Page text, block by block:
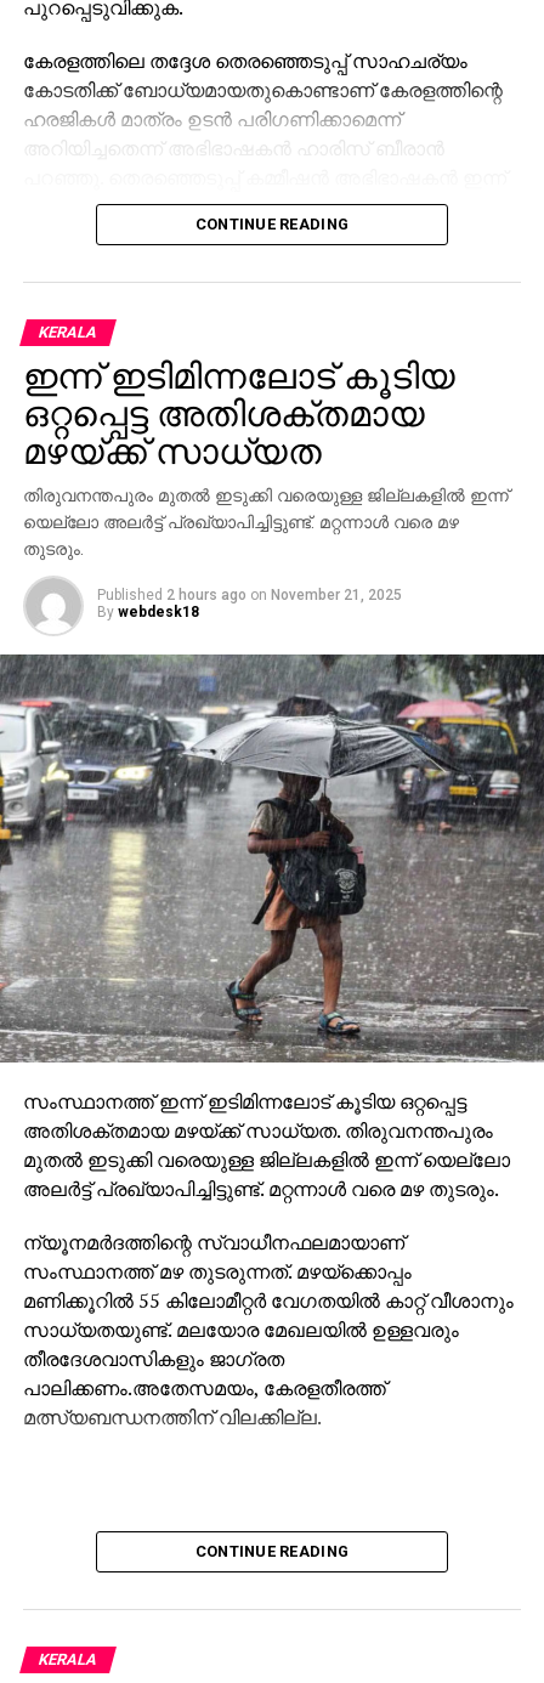
പുറപ്പെടുവിക്കുക.
കേരളത്തിലെ തദ്ദേശ തെരഞ്ഞെടുപ്പ് സാഹചര്യം
കോടതിക്ക് ബോധ്യമായതുകൊണ്ടാണ് കേരളത്തിന്റെ
ഹരജികള്‍ മാത്രം ഉടന്‍ പരിഗണിക്കാമെന്ന്
അറിയിച്ചതെന്ന് അഭിഭാഷകന്‍ ഹാരിസ് ബീരാന്‍
ഹാജരായില്ല. കേസ് നീട്ടി കൊണ്ടുപോകാനുള്ള
ഉദ്ദേശ്യം കൊണ്ടായിരിക്കാം അഭിഭാഷകന്‍
സംസ്ഥാന സര്‍ക്കാരും മുസ്‌ലിം ലീഗും കോണ്‍ഗ്രസും
സിപിഎമ്മും നല്‍കിയ ഹരജികളാണ് ഇന്ന്
സുപ്രിംകോടതി പരിഗണിച്ചത്. ജസ്റ്റിസ് സൂര്യകാന്ത്
അധ്യക്ഷനായ മൂന്നംഗ ബെഞ്ചാണ് ഹരജികള്‍
പരിഗണിച്ചത്. തദ്ദേശ തെരഞ്ഞെടുപ്പിനിടെ
എസ്‌ഐആര്‍ നടത്തുന്നത് പ്രശ്‌നങ്ങള്‍
സൃഷ്ടിക്കുമെന്നുമാണ് കേരളത്തിന്റെ വാദം.
തെരഞ്ഞെടുപ്പ് പൂര്‍ത്തിയാകുംവരെ എസ്‌ഐആര്‍
മാറ്റിവയ്ക്കണമെന്നും സര്‍ക്കാര്‍ ഹരജിയില്‍
ആവശ്യപ്പെട്ടിരുന്നു.
CONTINUE READING
KERALA
ഇന്ന് ഇടിമിന്നലോട് കൂടിയ
ഒറ്റപ്പെട്ട അതിശക്തമായ
മഴയ്ക്ക് സാധ്യത
തിരുവനന്തപുരം മുതല്‍ ഇടുക്കി വരെയുള്ള ജില്ലകളില്‍ ഇന്ന്
യെല്ലോ അലര്‍ട്ട് പ്രഖ്യാപിച്ചിട്ടുണ്ട്. മറ്റന്നാള്‍ വരെ മഴ
തുടരും.
Published 2 hours ago on November 21, 2025
By webdesk18
സംസ്ഥാനത്ത് ഇന്ന് ഇടിമിന്നലോട് കൂടിയ ഒറ്റപ്പെട്ട
അതിശക്തമായ മഴയ്ക്ക് സാധ്യത. തിരുവനന്തപുരം
മുതല്‍ ഇടുക്കി വരെയുള്ള ജില്ലകളില്‍ ഇന്ന് യെല്ലോ
അലര്‍ട്ട് പ്രഖ്യാപിച്ചിട്ടുണ്ട്. മറ്റന്നാള്‍ വരെ മഴ തുടരും.
ന്യൂനമര്‍ദത്തിന്റെ സ്വാധീനഫലമായാണ്
സംസ്ഥാനത്ത് മഴ തുടരുന്നത്. മഴയ്‌ക്കൊപ്പം
മണിക്കൂറില്‍ 55 കിലോമീറ്റര്‍ വേഗതയില്‍ കാറ്റ് വീശാനും
സാധ്യതയുണ്ട്. മലയോര മേഖലയില്‍ ഉള്ളവരും
തീരദേശവാസികളും ജാഗ്രത
പാലിക്കണം.അതേസമയം, കേരളതീരത്ത്
മത്സ്യബന്ധനത്തിന് വിലക്കില്ല.
CONTINUE READING
KERALA